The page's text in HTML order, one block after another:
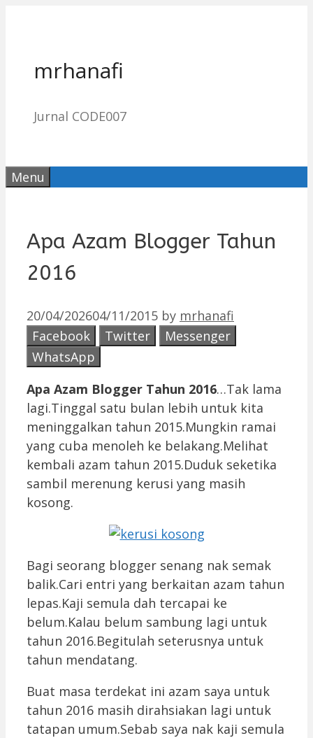
mrhanafi
Jurnal CODE007
Menu
Apa Azam Blogger Tahun
2016
20/04/202604/11/2015 by mrhanafi
Facebook
Twitter
Messenger
WhatsApp
Apa Azam Blogger Tahun 2016…Tak lama
lagi.Tinggal satu bulan lebih untuk kita
meninggalkan tahun 2015.Mungkin ramai
yang cuba menoleh ke belakang.Melihat
kembali azam tahun 2015.Duduk seketika
sambil merenung kerusi yang masih
kosong.
Bagi seorang blogger senang nak semak
balik.Cari entri yang berkaitan azam tahun
lepas.Kaji semula dah tercapai ke
belum.Kalau belum sambung lagi untuk
tahun 2016.Begitulah seterusnya untuk
tahun mendatang.
Buat masa terdekat ini azam saya untuk
tahun 2016 masih dirahsiakan lagi untuk
tatapan umum.Sebab saya nak kaji semula